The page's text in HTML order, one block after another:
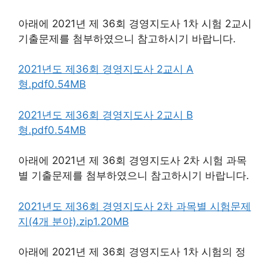
아래에 2021년 제 36회 경영지도사 1차 시험 2교시
기출문제를 첨부하였으니 참고하시기 바랍니다.
2021년도 제36회 경영지도사 2교시 A
형.pdf0.54MB
2021년도 제36회 경영지도사 2교시 B
형.pdf0.54MB
아래에 2021년 제 36회 경영지도사 2차 시험 과목
별 기출문제를 첨부하였으니 참고하시기 바랍니다.
2021년도 제36회 경영지도사 2차 과목별 시험문제
지(4개 분야).zip1.20MB
아래에 2021년 제 36회 경영지도사 1차 시험의 정